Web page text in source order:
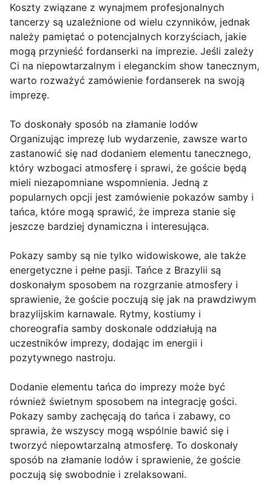
Koszty związane z wynajmem profesjonalnych
tancerzy są uzależnione od wielu czynników, jednak
należy pamiętać o potencjalnych korzyściach, jakie
mogą przynieść fordanserki na imprezie. Jeśli zależy
Ci na niepowtarzalnym i eleganckim show tanecznym,
warto rozważyć zamówienie fordanserek na swoją
imprezę.
To doskonały sposób na złamanie lodów
Organizując imprezę lub wydarzenie, zawsze warto
zastanowić się nad dodaniem elementu tanecznego,
który wzbogaci atmosferę i sprawi, że goście będą
mieli niezapomniane wspomnienia. Jedną z
popularnych opcji jest zamówienie pokazów samby i
tańca, które mogą sprawić, że impreza stanie się
jeszcze bardziej dynamiczna i interesująca.
Pokazy samby są nie tylko widowiskowe, ale także
energetyczne i pełne pasji. Tańce z Brazylii są
doskonałym sposobem na rozgrzanie atmosfery i
sprawienie, że goście poczują się jak na prawdziwym
brazylijskim karnawale. Rytmy, kostiumy i
choreografia samby doskonale oddziałują na
uczestników imprezy, dodając im energii i
pozytywnego nastroju.
Dodanie elementu tańca do imprezy może być
również świetnym sposobem na integrację gości.
Pokazy samby zachęcają do tańca i zabawy, co
sprawia, że wszyscy mogą wspólnie bawić się i
tworzyć niepowtarzalną atmosferę. To doskonały
sposób na złamanie lodów i sprawienie, że goście
poczują się swobodnie i zrelaksowani.